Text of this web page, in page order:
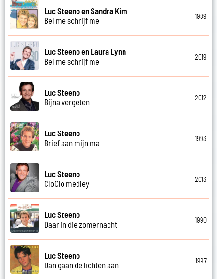
Luc Steeno en Sandra Kim
Bel me schrijf me
1989
Luc Steeno en Laura Lynn
Bel me schrijf me
2019
Luc Steeno
Bijna vergeten
2012
Luc Steeno
Brief aan mijn ma
1993
Luc Steeno
CloClo medley
2013
Luc Steeno
Daar in die zomernacht
1990
Luc Steeno
Dan gaan de lichten aan
1997